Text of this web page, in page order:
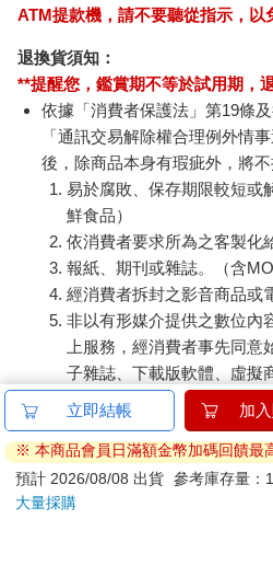
ATM提款機，請不要聽從指示，以
退換貨須知：
**提醒您，鑑賞期不等於試用期，
依據「消費者保護法」第19條
「通訊交易解除權合理例外情
後，除商品本身有瑕疵外，將不
易於腐敗、保存期限較短或
鮮食品）
依消費者要求所為之客製化
報紙、期刊或雜誌。（含
經消費者拆封之影音商品或
非以有形媒介提供之數位內
上服務，經消費者事先同
子雜誌、下載版軟體、虛擬
已拆封之個人衛生用品。
若非上列種類商品，均享有到貨
日）。
辦理退換貨時，商品（組合商